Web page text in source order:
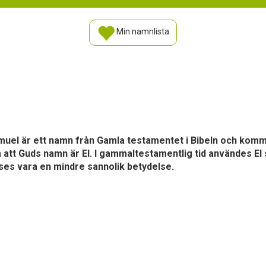
Min namnlista
är ett namn från Gamla testamentet i Bibeln och
Guds namn är El. I gammaltestamentlig tid användes El
vara en mindre sannolik betydelse.